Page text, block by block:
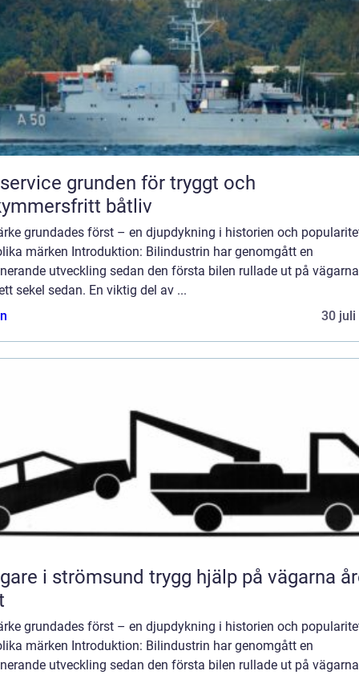
för tryggt och
båtliv
grundades först – en djupdykning i historien och
märken Introduktion: Bilindustrin har genomgått en
utveckling sedan den första bilen rullade ut på
sekel sedan. En viktig del av ...
30 juli
strömsund trygg hjälp på vägarna året
grundades först – en djupdykning i historien och
märken Introduktion: Bilindustrin har genomgått en
utveckling sedan den första bilen rullade ut på